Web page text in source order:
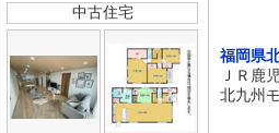
中古住宅
福岡県
ＪＲ鹿
北九州